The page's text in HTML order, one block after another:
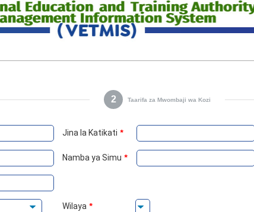
2 Taarifa za Mwombaji wa Kozi
Jina la Katikati *
Namba ya Simu *
Wilaya *